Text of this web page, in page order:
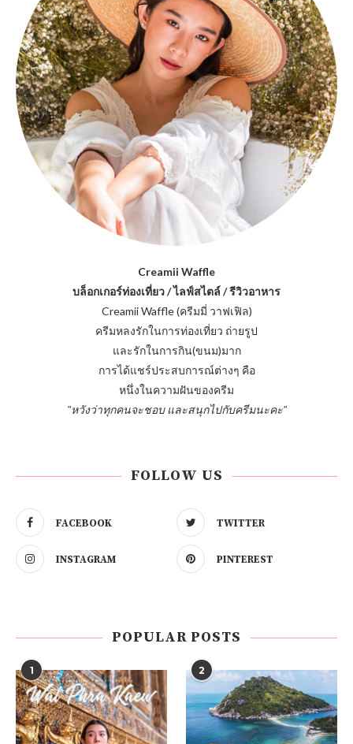
Creamii Waffle
บล็อกเกอร์ท่องเที่ยว / ไลฟ์สไตล์ / รีวิวอาหาร
Creamii Waffle (ครีมมี่ วาฟเฟิล)
ครีมหลงรักในการท่องเที่ยว ถ่ายรูป
และรักในการกิน(ขนม)มาก
การได้แชร์ประสบการณ์ต่างๆ คือ
หนึ่งในความฝันของครีม
"หวังว่าทุกคนจะชอบ และสนุกไปกับครีมนะคะ"
FOLLOW US
FACEBOOK TWITTER
INSTAGRAM PINTEREST
POPULAR POSTS
1 2